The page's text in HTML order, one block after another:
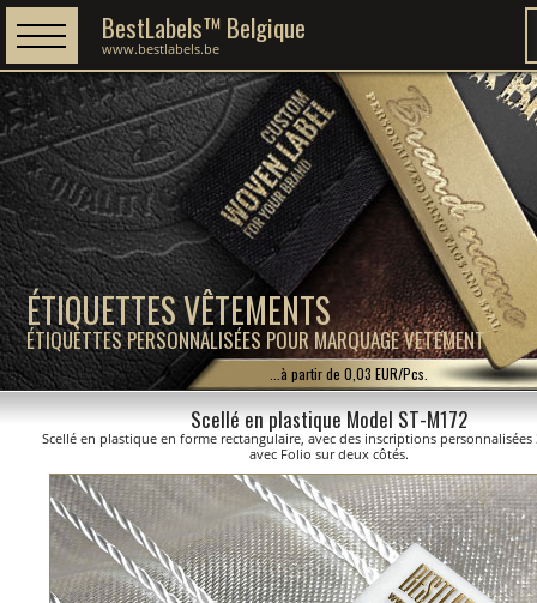
ÉTIQUETTES VÊTEMENTS
ÉTIQUETTES PERSONNALISÉES POUR MARQUAGE VETEMENT
BestLabels™ Belgique
www.bestlabels.be
...à partir de 0,03 EUR/Pcs.
Scellé en plastique Model ST-M172
Scellé en plastique en forme rectangulaire, avec des inscriptions personnalisées
avec Folio sur deux côtés.